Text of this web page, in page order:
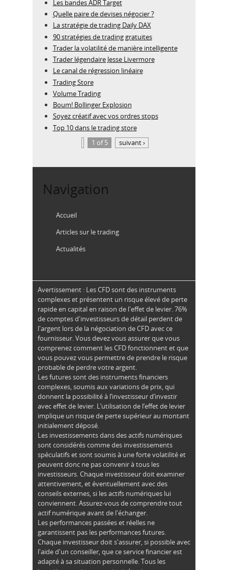
Les bandes ADR Target
Quelle paire de devises négocier ?
La stratégie de trading Daily DAX
90 stratégies de trading gratuites
Trader la volatilité de manière intelligente
Trader légendaire Jesse Livermore
Le canal de régression linéaire
Trading Store
Volume Trading
Boum! Bollinger Explosion
Soyez créatif avec vos ordres stops
Top 10 dans le trading store
1 of 5
suivant ›
Navigation
Accueil
Articles sur le trading
Actualités
Avertissement : Les CFD sont des instruments
complexes et présentent un risque élevé de perte
rapide en capital en raison de l'effet de levier. 76%
de comptes d'investisseurs de détail perdent de
l'argent lors de la négociation de CFD avec ce
fournisseur. Vous devez vous assurer que vous
comprenez comment les CFD fonctionnent et que
vous pouvez vous permettre de prendre le risque
probable de perdre votre argent.
Les futures sont des instruments financiers
complexes, soumis aux variations de prix, qui
donnent la possibilité à l’investisseur d’investir
avec effet de levier. L’utilisation de l’effet de levier
implique un risque de perte supérieur au montant
initialement déposé.
Les investissements dans des actifs numériques
sont considérés comme des investissements
spéculatifs et sont soumis à une forte volatilité et
peuvent donc ne pas convenir à tous les
investisseurs. Chaque investisseur doit examiner
attentivement, et éventuellement avec des
conseils externes, si les actifs numériques lui
conviennent. Assurez-vous de comprendre tout
actif numérique avant de l'échanger.
Les performances passées et réelles ne
garantissent pas les performances futures.
Chaque investisseur doit s'assurer, si possible avec
l'aide d'un conseiller, que ce service financier est
adapté à sa situation personnelle. Tous les